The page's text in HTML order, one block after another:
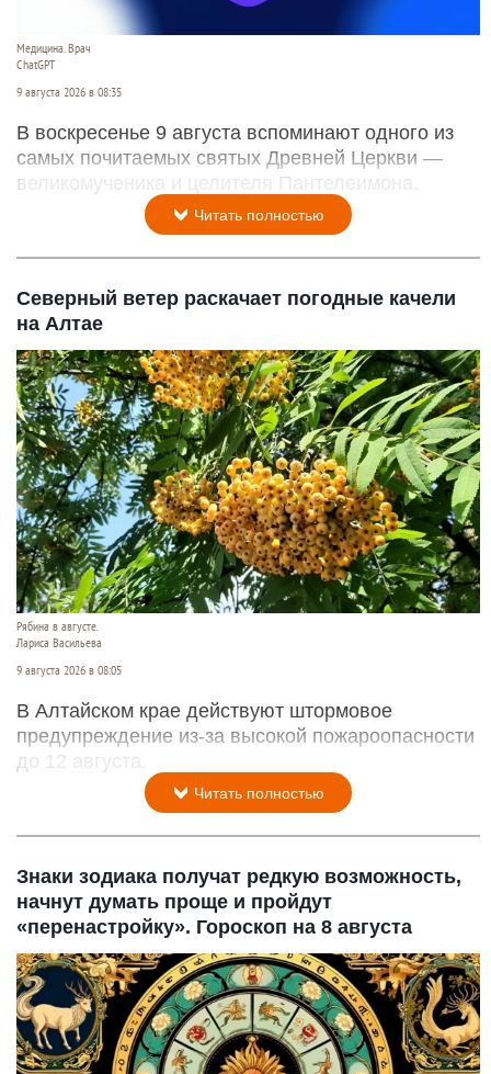
Медицина. Врач
ChatGPT
9 августа 2026 в 08:35
В воскресенье 9 августа вспоминают одного из
самых почитаемых святых Древней Церкви —
великомученика и целителя Пантелеимона.
Читать полностью
Северный ветер раскачает погодные качели
на Алтае
Рябина в августе.
Лариса Васильева
9 августа 2026 в 08:05
В Алтайском крае действуют штормовое
предупреждение из-за высокой пожароопасности
до 12 августа.
Читать полностью
Знаки зодиака получат редкую возможность,
начнут думать проще и пройдут
«перенастройку». Гороскоп на 8 августа